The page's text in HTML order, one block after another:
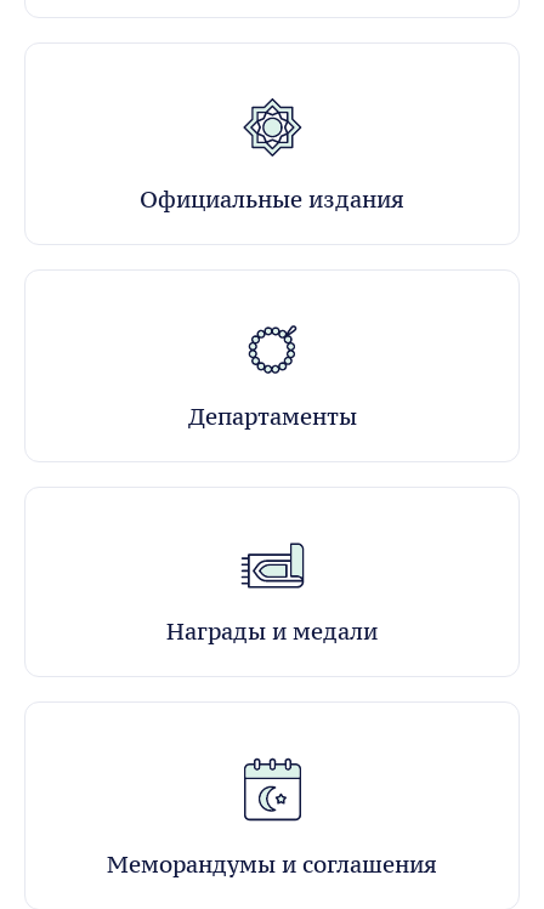
Официальные издания
Департаменты
Награды и медали
Меморандумы и соглашения